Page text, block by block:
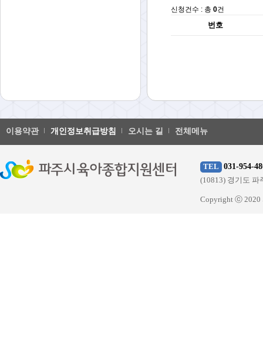
신청건수 : 총 0건
번호
이용약관 개인정보취급방침 오시는 길 전체메뉴
TEL 031-954-
(10813) 경기도 파
Copyright ⓒ 2020